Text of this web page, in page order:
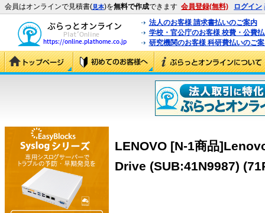
会員はオンラインで見積書(見本)を無料で作成できます 会員登録(無料) ログイン
法人のお客様 請求書払いのご案内
学校・官公庁のお客様 校費・公費
研究機関のお客様 科研費払いのご
LENOVO [N-1商品
Drive (SUB:41N9987)